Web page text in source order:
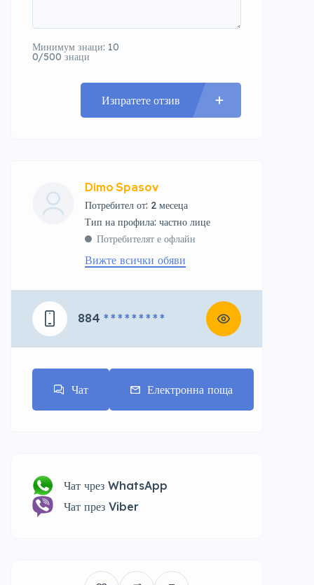
Минимум знаци: 10
0/500 знаци
Изпратете отзив
Dimo Spasov
Потребител от: 2 месеца
тип на профила: частно лице
Потребителят е офлайн
Вижте всички обяви
884 * * * * * * * * *
Чат Електронна поща
Чат чрез WhatsApp
Чат през Viber